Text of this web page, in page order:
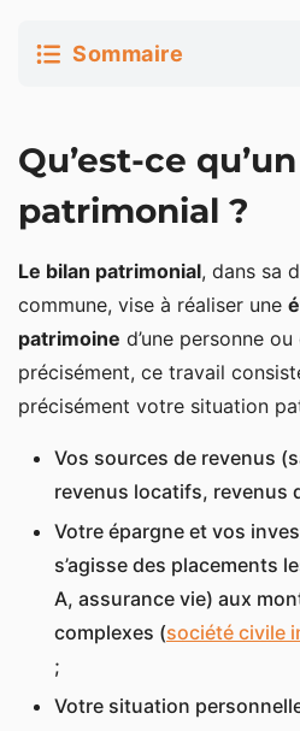
Sommaire
Pourquoi faire un bilan
Comment faire un bilan
Définition des objectifs
risque
L’audit patrimonial
Diagnostic et analyse du
Recommandations de
Combien coûte un bilan
Un coût variable selon
Bilan patrimonial gratuit avec
Qu’est-ce
patrimonial ?
Le bilan patrimonial, dans sa
commune, vise à réaliser une
patrimoine d’une personne ou
précisément, ce travail
précisément votre situation
Vos sources de revenus
revenus locatifs, revenus
Votre épargne et vos
s’agisse des placements
A, assurance vie) aux
complexes (société civile
;
Votre situation